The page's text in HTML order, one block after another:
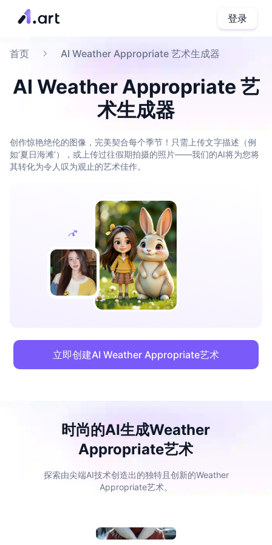
登录
首页 AI Weather Appropriate 艺术生成器
AI Weather Appropriate 艺
术生成器
创作惊艳绝伦的图像，完美契合每个季节！只需上传文字描述（例
如‘夏日海滩’），或上传过往假期拍摄的照片——我们的AI将为您将
其转化为令人叹为观止的艺术佳作。
立即创建AI Weather Appropriate艺术
时尚的AI生成Weather
Appropriate艺术
探索由尖端AI技术创造出的独特且创新的Weather
Appropriate艺术。